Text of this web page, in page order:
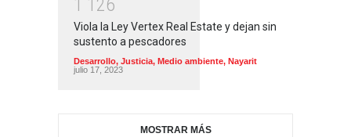
1 1 26
Viola la Ley Vertex Real Estate y dejan sin
sustento a pescadores
Desarrollo, Justicia, Medio ambiente, Nayarit
julio 17, 2023
MOSTRAR MÁS